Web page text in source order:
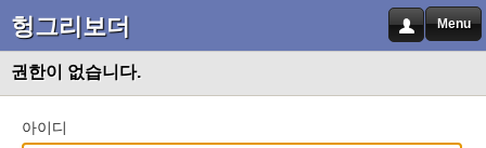
헝그리보더 Menu
권한이 없습니다.
아이디